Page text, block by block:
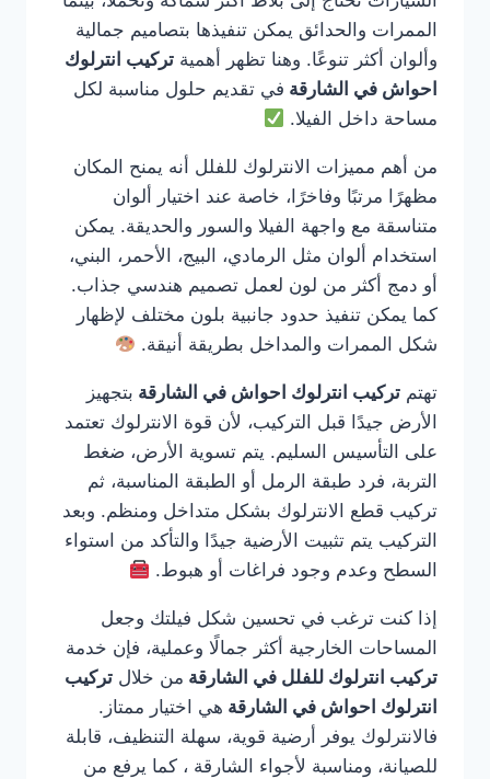
الممرات والحدائق يمكن تنفيذها بتصاميم جمالية
وألوان أكثر تنوعًا. وهنا تظهر أهمية تركيب انترلوك
احواش في الشارقة في تقديم حلول مناسبة لكل
مساحة داخل الفيلا.
من أهم مميزات الانترلوك للفلل أنه يمنح المكان
مظهرًا مرتبًا وفاخرًا، خاصة عند اختيار ألوان
متناسقة مع واجهة الفيلا والسور والحديقة. يمكن
استخدام ألوان مثل الرمادي، البيج، الأحمر، البني،
أو دمج أكثر من لون لعمل تصميم هندسي جذاب.
كما يمكن تنفيذ حدود جانبية بلون مختلف لإظهار
شكل الممرات والمداخل بطريقة أنيقة.
تهتم تركيب انترلوك احواش في الشارقة بتجهيز
الأرض جيدًا قبل التركيب، لأن قوة الانترلوك تعتمد
على التأسيس السليم. يتم تسوية الأرض، ضغط
التربة، فرد طبقة الرمل أو الطبقة المناسبة، ثم
تركيب قطع الانترلوك بشكل متداخل ومنظم. وبعد
التركيب يتم تثبيت الأرضية جيدًا والتأكد من استواء
السطح وعدم وجود فراغات أو هبوط.
إذا كنت ترغب في تحسين شكل فيلتك وجعل
المساحات الخارجية أكثر جمالًا وعملية، فإن خدمة
تركيب انترلوك للفلل في الشارقة من خلال تركيب
انترلوك احواش في الشارقة هي اختيار ممتاز.
فالانترلوك يوفر أرضية قوية، سهلة التنظيف، قابلة
للصيانة، ومناسبة لأجواء الشارقة ، كما يرفع من